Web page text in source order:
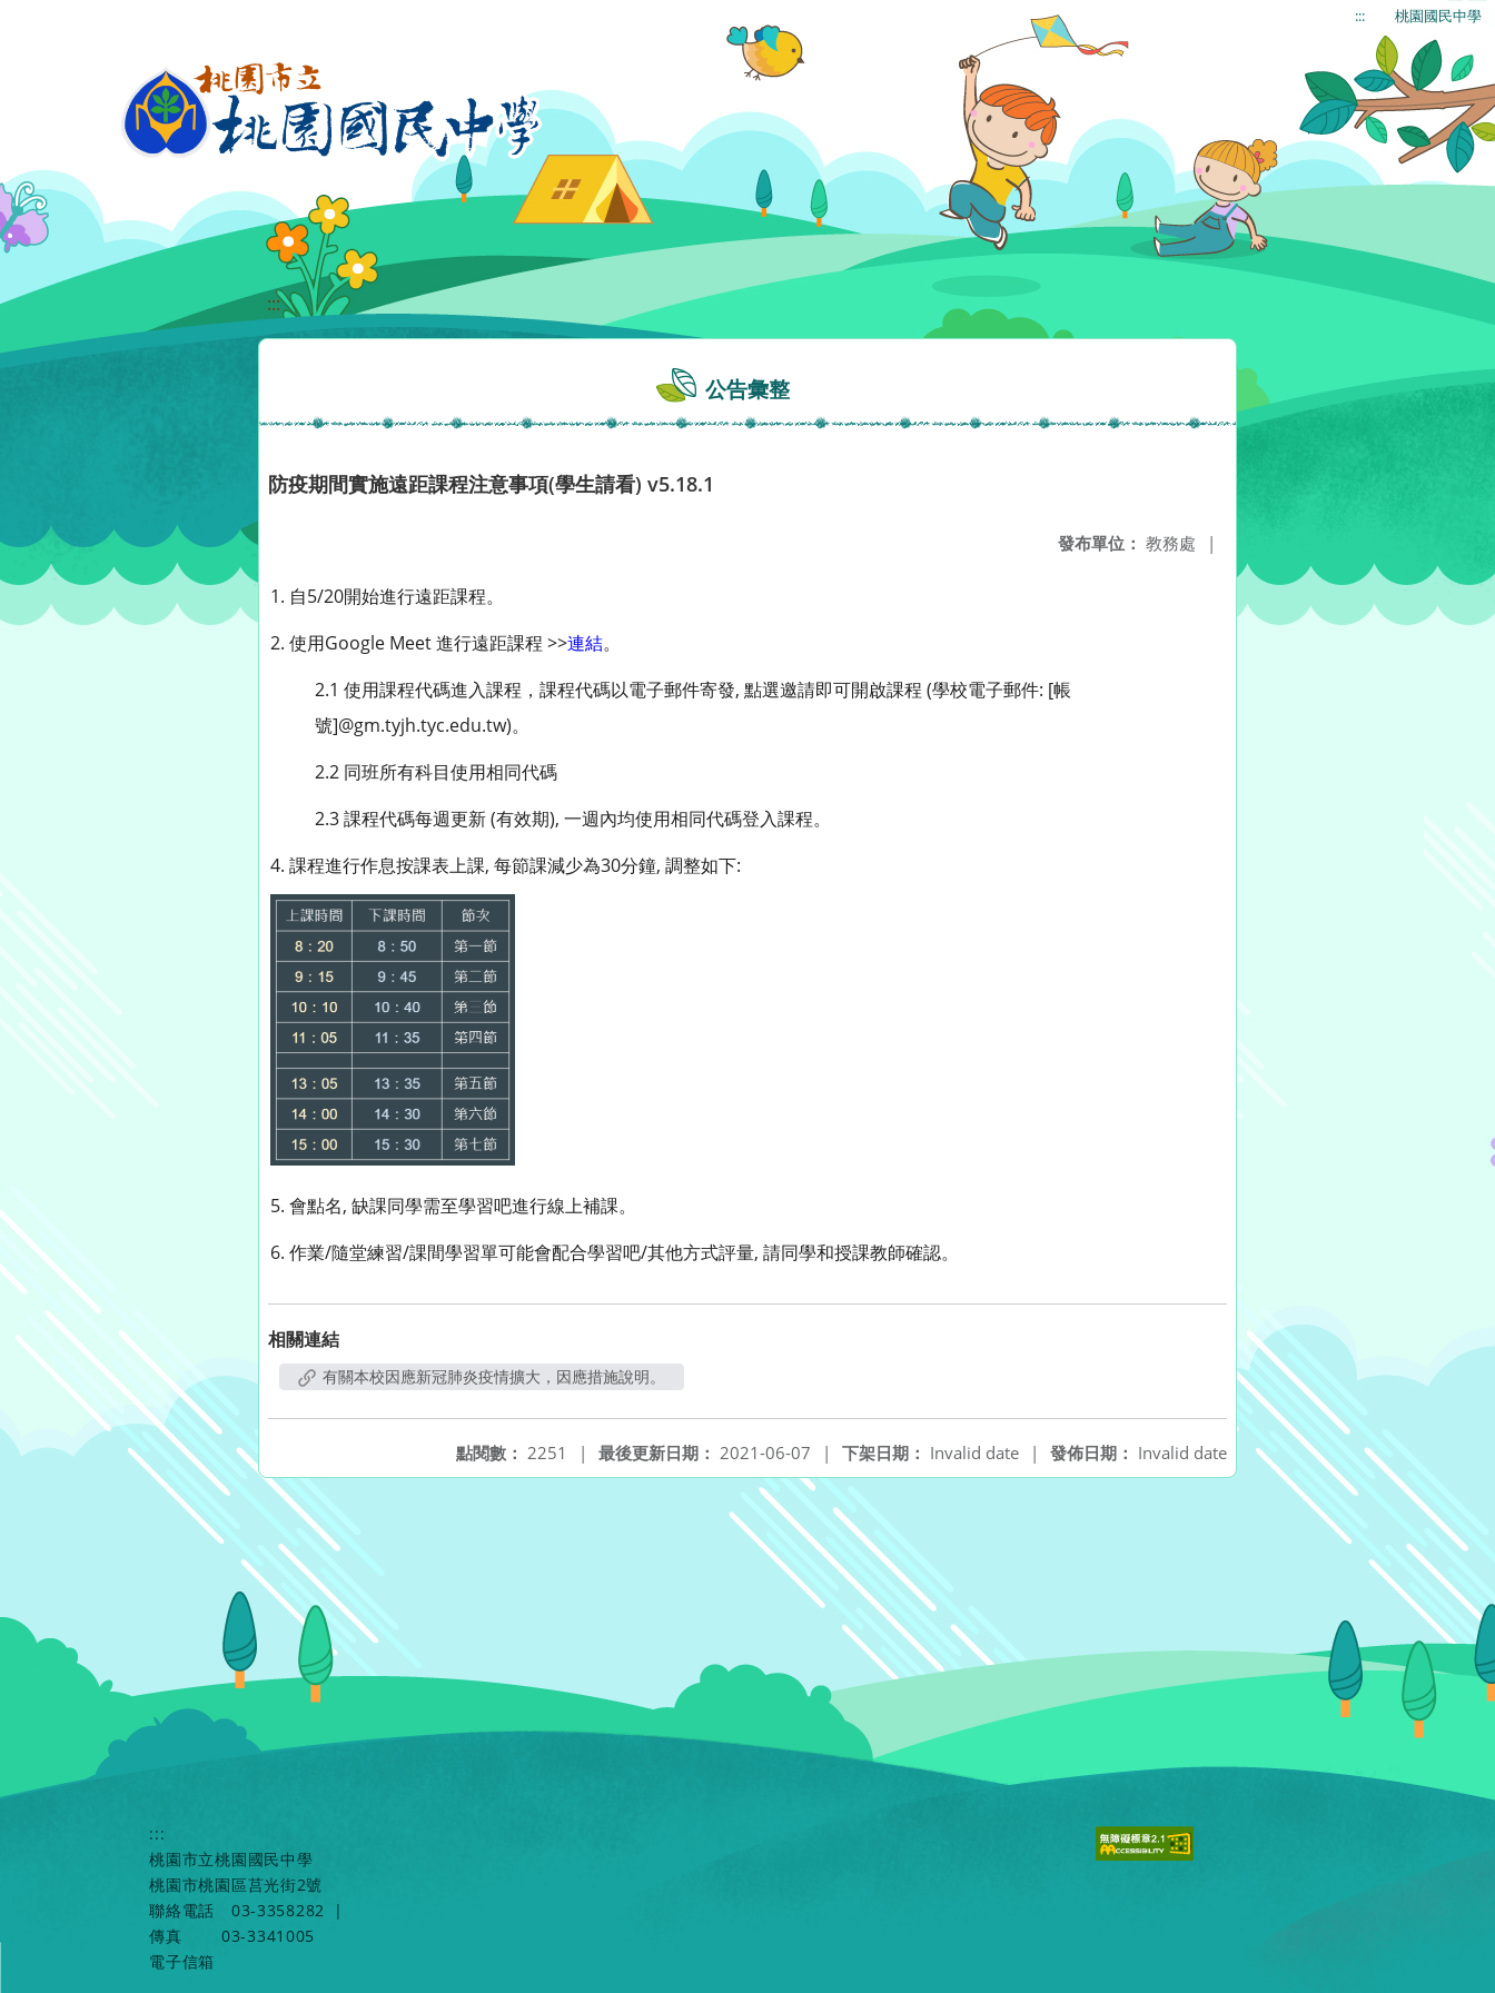
::: 桃園國民中學
:::
公告彙整
防疫期間實施遠距課程注意事項(學生請看) v5.18.1
發布單位： 教務處 |
1. 自5/20開始進行遠距課程。
2. 使用Google Meet 進行遠距課程 >>連結。
2.1 使用課程代碼進入課程，課程代碼以電子郵件寄發, 點選邀請即可開啟課程 (學校電子郵件: [帳
號]@gm.tyjh.tyc.edu.tw)。
2.2 同班所有科目使用相同代碼
2.3 課程代碼每週更新 (有效期), 一週內均使用相同代碼登入課程。
4. 課程進行作息按課表上課, 每節課減少為30分鐘, 調整如下:
5. 會點名, 缺課同學需至學習吧進行線上補課。
6. 作業/隨堂練習/課間學習單可能會配合學習吧/其他方式評量, 請同學和授課教師確認。
相關連結
有關本校因應新冠肺炎疫情擴大，因應措施說明。
發佈日期： Invalid date
下架日期： Invalid date |
最後更新日期： 2021-06-07 |
點閱數： 2251 |
:::
桃園市立桃園國民中學
桃園市桃園區莒光街2號
聯絡電話
03-3358282
|
傳真
03-3341005
電子信箱